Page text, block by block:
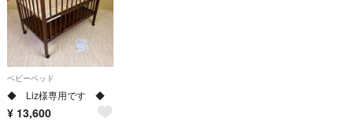
ベビーベッド
◆ Liz様専用です ◆
¥ 13,600